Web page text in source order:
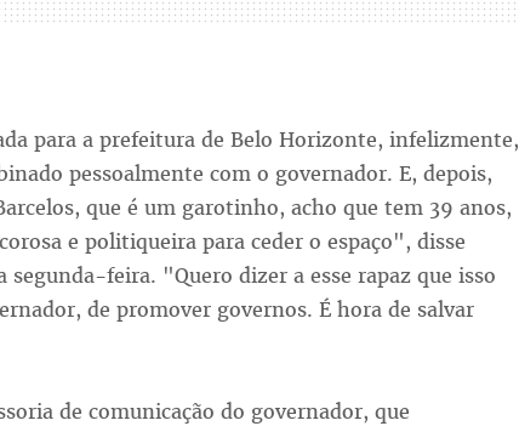
para a prefeitura de Belo Horizonte, infelizmente,
pessoalmente com o governador. E, depois,
que é um garotinho, acho que tem 39 anos,
e politiqueira para ceder o espaço", disse
feira. "Quero dizer a esse rapaz que isso
de promover governos. É hora de salvar
de comunicação do governador, que